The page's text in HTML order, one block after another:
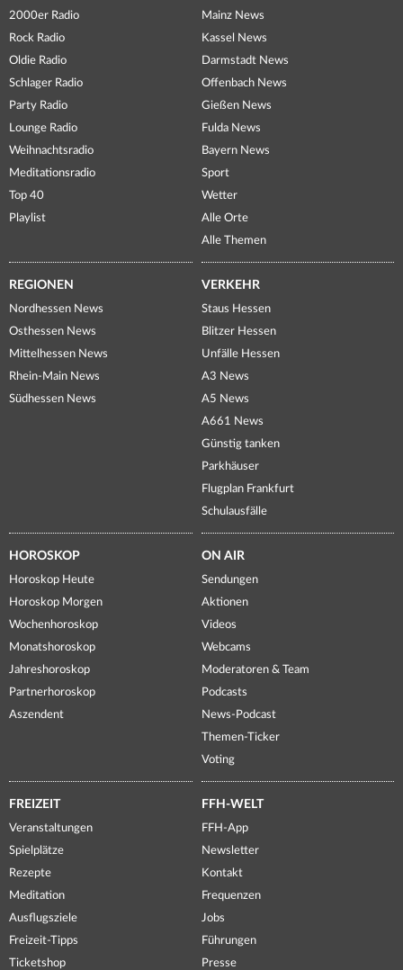
2000er Radio
Rock Radio
Oldie Radio
Schlager Radio
Party Radio
Lounge Radio
Weihnachtsradio
Meditationsradio
Top 40
Playlist
Mainz News
Kassel News
Darmstadt News
Offenbach News
Gießen News
Fulda News
Bayern News
Sport
Wetter
Alle Orte
Alle Themen
REGIONEN
Nordhessen News
Osthessen News
Mittelhessen News
Rhein-Main News
Südhessen News
VERKEHR
Staus Hessen
Blitzer Hessen
Unfälle Hessen
A3 News
A5 News
A661 News
Günstig tanken
Parkhäuser
Flugplan Frankfurt
Schulausfälle
HOROSKOP
Horoskop Heute
Horoskop Morgen
Wochenhoroskop
Monatshoroskop
Jahreshoroskop
Partnerhoroskop
Aszendent
ON AIR
Sendungen
Aktionen
Videos
Webcams
Moderatoren & Team
Podcasts
News-Podcast
Themen-Ticker
Voting
FREIZEIT
Veranstaltungen
Spielplätze
Rezepte
Meditation
Ausflugsziele
Freizeit-Tipps
Ticketshop
FFH-WELT
FFH-App
Newsletter
Kontakt
Frequenzen
Jobs
Führungen
Presse